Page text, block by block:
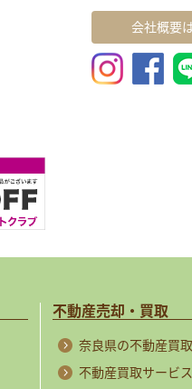
会社概要
不動産売却・買取
奈良県の不動産買
不動産買取サービス